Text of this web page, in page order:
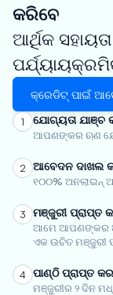
କରିବେ
ଆର୍ଥିକ
କ୍ରେଡିଟ୍ ପାଇଁ
1 ଯୋଗ୍ୟତା ଯାଞ୍ଚ
ଆପଣଙ୍କର ଋଣ
2 ଆବେଦନ ଦାଖଲ
୧୦୦% ଅନଲାଇନ୍
3 ମଞ୍ଜୁରୀ ପ୍ରାପ୍ତ
ଆମେ ଆପଣଙ୍କର
ଏକ ଉଚିତ ମଞ୍ଜୁରୀ
4 ପାଣ୍ଠି ପ୍ରାପ୍ତ
ମଞ୍ଜୁରୀର ୨ ଦିନ